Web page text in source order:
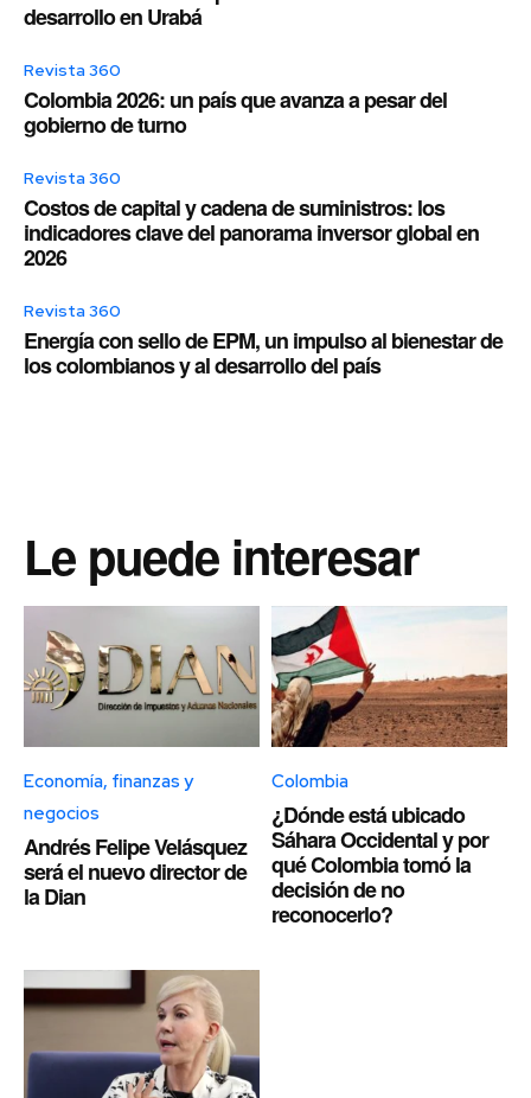
desarrollo en Urabá
Revista 360
Colombia 2026: un país que avanza a pesar del
gobierno de turno
Revista 360
Costos de capital y cadena de suministros: los
indicadores clave del panorama inversor global en
2026
Revista 360
Energía con sello de EPM, un impulso al bienestar de
los colombianos y al desarrollo del país
Le puede interesar
Economía, finanzas y
negocios
Andrés Felipe Velásquez
será el nuevo director de
la Dian
Colombia
¿Dónde está ubicado
Sáhara Occidental y por
qué Colombia tomó la
decisión de no
reconocerlo?